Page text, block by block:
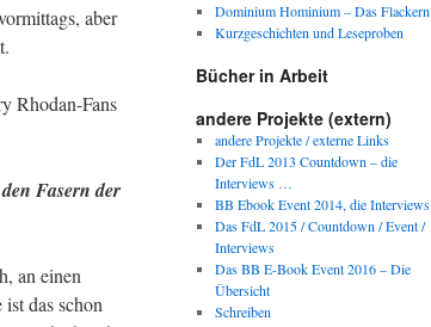
aber
Rhodan-Fans
Fasern der
an einen
das schon
Dominium Hominium – Das Flackern
Kurzgeschichten und Leseproben
Bücher in Arbeit
andere Projekte (extern)
andere Projekte / externe Links
Der FdL 2013 Countdown – die
Interviews …
BB Ebook Event 2014, die Interviews
Das FdL 2015 / Countdown / Event /
Interviews
Das BB E-Book Event 2016 – Die
Übersicht
Schreiben